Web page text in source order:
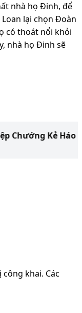
nhà họ Đinh, để
lại chọn Đoàn
có thoát nổi khỏi
nhà họ Đinh sẽ
Háo Sắc
công khai. Các